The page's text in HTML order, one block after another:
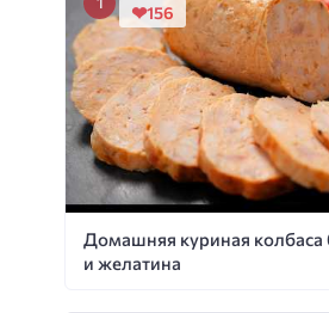
Домашняя куриная колбаса
и желатина
156